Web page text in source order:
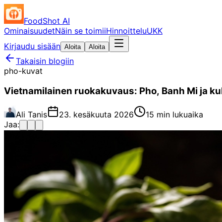
FoodShot AI
OminaisuudetNäin se toimiiHinnoitteluUKK
Kirjaudu sisään Aloita Aloita
Takaisin blogiin
pho-kuvat
Vietnamilainen ruokakuvaus: Pho, Banh Mi ja
Ali Tanis 23. kesäkuuta 2026
15 min lukuaika
Jaa: